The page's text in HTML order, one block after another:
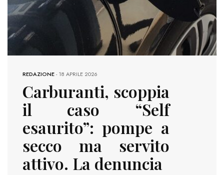
REDAZIONE-18 APRILE 2026
Carburanti, scoppia
il caso “Self
esaurito”: pompe a
secco ma servito
attivo. La denuncia